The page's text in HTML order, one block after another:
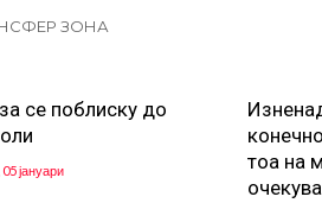
ЗОНА
се поблиску до
јануари
тоа на